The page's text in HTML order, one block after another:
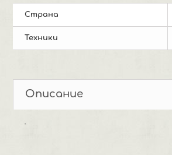
Страна
Техники
Описание
'